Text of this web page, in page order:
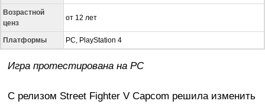
Возрастной
ценз
от 12 лет
Платформы PC, PlayStation 4
Игра протестирована на PC
С релизом Street Fighter V Capcom решила изменить